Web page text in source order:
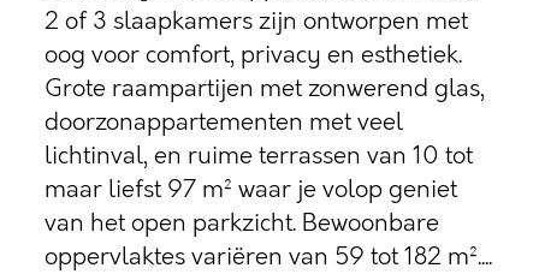
2 of 3 slaapkamers zijn ontworpen met
oog voor comfort, privacy en esthetiek.
Grote raampartijen met zonwerend glas,
doorzonappartementen met veel
lichtinval, en ruime terrassen van 10 tot
maar liefst 97 m² waar je volop geniet
van het open parkzicht. Bewoonbare
oppervlaktes variëren van 59 tot 182 m²....